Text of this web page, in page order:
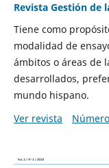
Revista Gestión de
Tiene como
modalidad de
ámbitos o áreas de
desarrollados,
mundo hispano.
Ver revista